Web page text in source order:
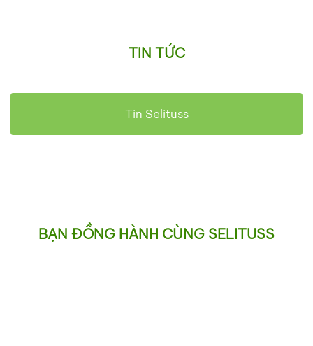
TIN TỨC
Tin Selituss
BẠN ĐỒNG HÀNH CÙNG SELITUSS